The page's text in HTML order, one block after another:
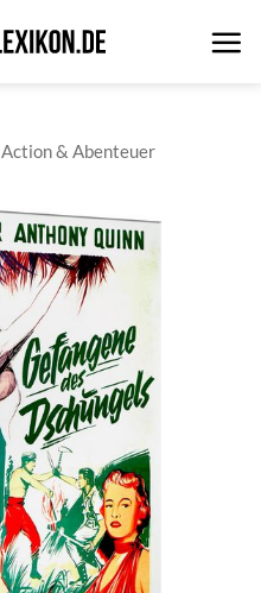
Action & Abenteuer